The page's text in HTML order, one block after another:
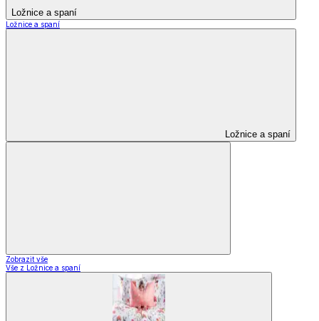
Ložnice a spaní
Ložnice a spaní
Ložnice a spaní
Zobrazit vše
Vše z Ložnice a spaní